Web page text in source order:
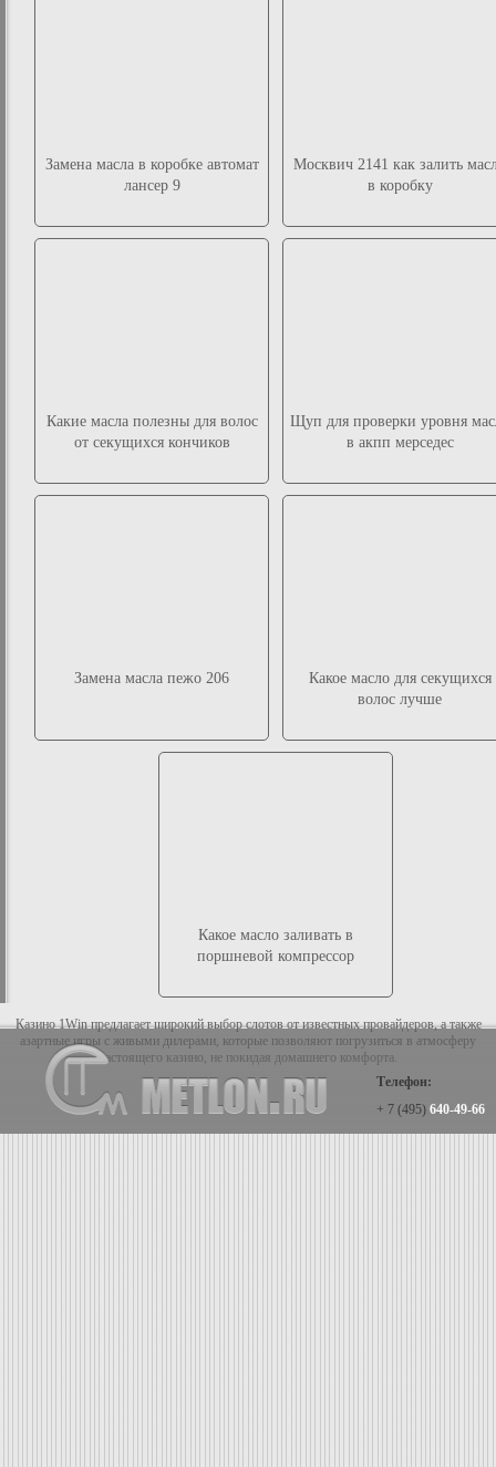
Замена масла в коробке автомат
лансер 9
Москвич 2141 как залить
в коробку
Какие масла полезны для волос
от секущихся кончиков
Щуп для проверки уровня
в акпп мерседес
Замена масла пежо 206
Какое масло для секущихся
волос лучше
Какое масло заливать в
поршневой компрессор
Казино 1Win предлагает широкий выбор слотов от известных провайдеров, а также
азартные игры с живыми дилерами, которые позволяют погрузиться в атмосферу
настоящего казино, не покидая домашнего комфорта.
Телефон:
+ 7 (495) 640-49-66